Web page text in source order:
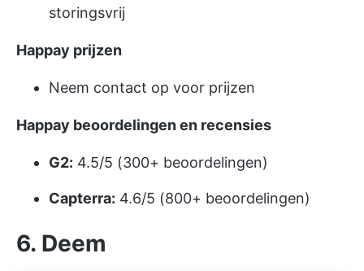
storingsvrij
Happay prijzen
Neem contact op voor prijzen
Happay beoordelingen en recensies
G2: 4.5/5 (300+ beoordelingen)
Capterra: 4.6/5 (800+ beoordelingen)
6. Deem